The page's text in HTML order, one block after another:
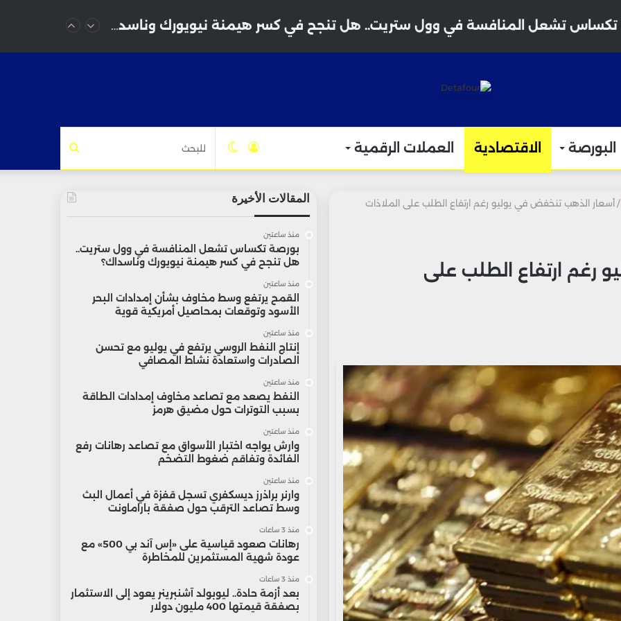
البورصة الاقتصادية العملات الرقمية للبحث الوضعتسجيل
/ أسعار الذهب تنخفض في يوليو رغم ارتفاع الطلب على الملاذات
رغم ارتفاع الطلب على
المقالات الأخيرة
منذ ساعتين
بورصة تكساس تشعل المنافسة في وول ستريت..
هل تنجح في كسر هيمنة نيويورك وناسداك؟
منذ ساعتين
القمح يرتفع وسط مخاوف بشأن إمدادات البحر
الأسود وتوقعات بمحاصيل أمريكية قوية
منذ ساعتين
إنتاج النفط الروسي يرتفع في يوليو مع تحسن
الصادرات واستعادة نشاط المصافي
منذ ساعتين
النفط يصعد مع تصاعد مخاوف إمدادات الطاقة
بسبب التوترات حول مضيق هرمز
منذ ساعتين
وارش يواجه اختبار الأسواق مع تصاعد رهانات رفع
الفائدة وتفاقم ضغوط التضخم
منذ ساعتين
وارنر براذرز ديسكفري تسجل قفزة في أعمال البث
وسط تصاعد الترقب حول صفقة باراماونت
منذ 3 ساعات
رهانات صعود قياسية على «إس آند بي 500» مع
عودة شهية المستثمرين للمخاطرة
منذ 3 ساعات
بعد أزمة حادة.. ليوبولد آشنبرينر يعود إلى الاستثمار
بصفقة قيمتها 400 مليون دولار